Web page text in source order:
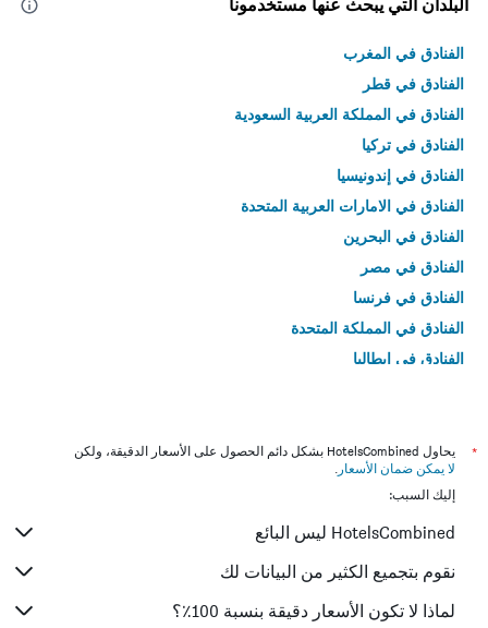
البلدان التي يبحث عنها مستخدمونا
الفنادق في المغرب
الفنادق في قطر
الفنادق في المملكة العربية السعودية
الفنادق في تركيا
الفنادق في إندونيسيا
الفنادق في الامارات العربية المتحدة
الفنادق في البحرين
الفنادق في مصر
الفنادق في فرنسا
الفنادق في المملكة المتحدة
الفنادق في إيطاليا
*
يحاول HotelsCombined بشكل دائم الحصول على الأسعار الدقيقة، ولكن
لا يمكن ضمان الأسعار .
إليك السبب:
HotelsCombined ليس البائع
نقوم بتجميع الكثير من البيانات لك
لماذا لا تكون الأسعار دقيقة بنسبة 100٪؟